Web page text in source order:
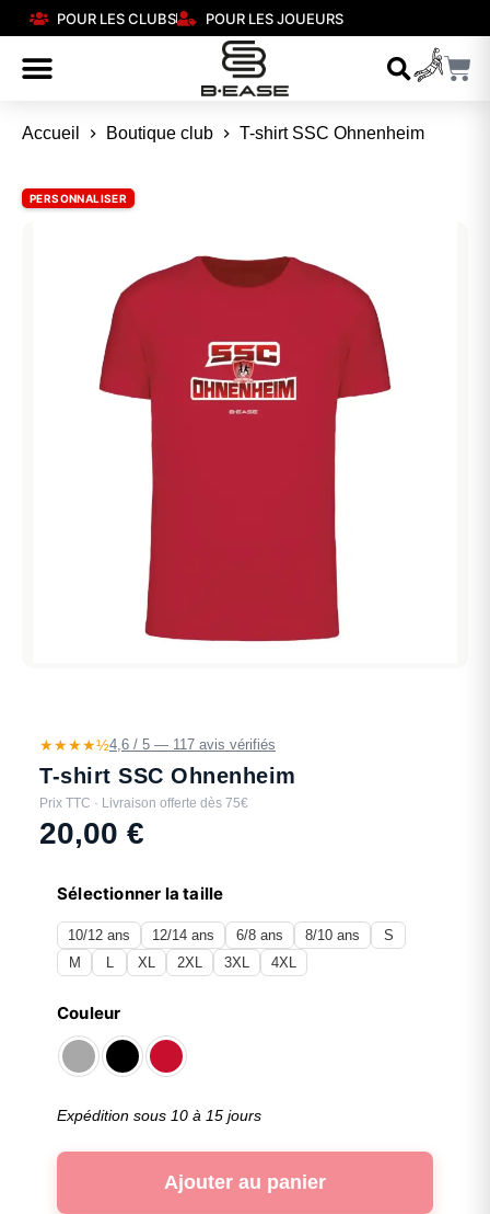
POUR LES CLUBS POUR LES JOUEURS
Accueil Boutique club T-shirt SSC Ohnenheim
PERSONNALISER
★★★★½4,6 / 5 — 117 avis vérifiés
T-shirt SSC Ohnenheim
Prix TTC · Livraison offerte dès 75€
20,00 €
Sélectionner la taille
10/12 ans 12/14 ans 6/8 ans 8/10 ans
S
M
L XL 2XL 3XL 4XL
Couleur
Expédition sous 10 à 15 jours
Ajouter au panier